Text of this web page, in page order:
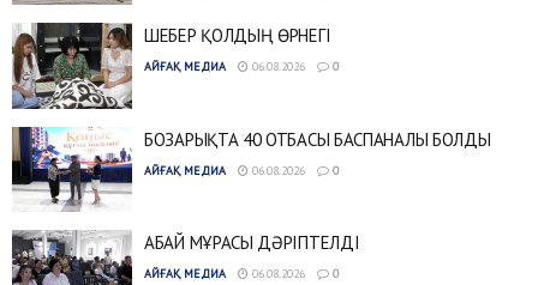
ШЕБЕР ҚОЛДЫҢ ӨРНЕГІ
АЙҒАҚ МЕДИА 06.08.2026 0
БОЗАРЫҚТА 40 ОТБАСЫ БАСПАНАЛЫ БОЛДЫ
АЙҒАҚ МЕДИА 06.08.2026 0
АБАЙ МҰРАСЫ ДӘРІПТЕЛДІ
АЙҒАҚ МЕДИА 06.08.2026 0